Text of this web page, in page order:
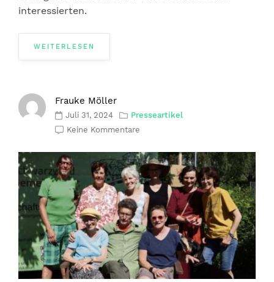
interessierten.
WEITERLESEN
Frauke Möller
Juli 31, 2024
Presseartikel
Keine Kommentare